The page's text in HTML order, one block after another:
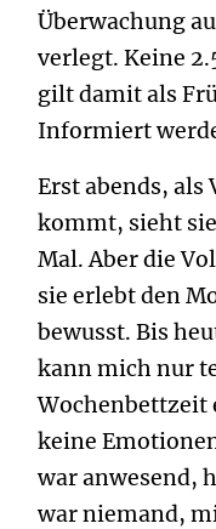
Überwachung
verlegt. Keine
gilt damit als
Informiert
Erst abends, als
kommt, sieht
Mal. Aber die
sie erlebt den
bewusst. Bis
kann mich nur
Wochenbettzeit
keine
war anwesend,
war niemand,